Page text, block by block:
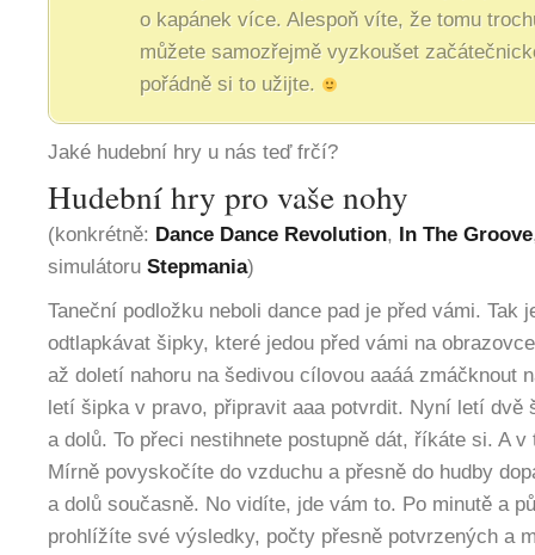
o kapánek více. Alespoň víte, že tomu
můžete samozřejmě vyzkoušet
pořádně si to užijte.
Jaké hudební hry u nás teď frčí?
Hudební hry pro vaše nohy
(konkrétně: Dance Dance Revolution, In The Groove
simulátoru Stepmania)
Taneční podložku neboli dance pad je před vámi. Tak
odtlapkávat šipky, které jedou před vámi na
až doletí nahoru na šedivou cílovou aaáá zmáčknout
letí šipka v pravo, připravit aaa potvrdit. Nyní letí dvě
a dolů. To přeci nestihnete postupně dát, říkáte si. A v
Mírně povyskočíte do vzduchu a přesně do hudby
a dolů současně. No vidíte, jde vám to. Po minutě a
prohlížíte své výsledky, počty přesně potvrzených a